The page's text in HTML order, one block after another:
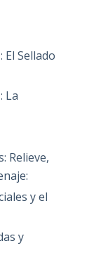
El Sellado
La
Relieve,
y el
y